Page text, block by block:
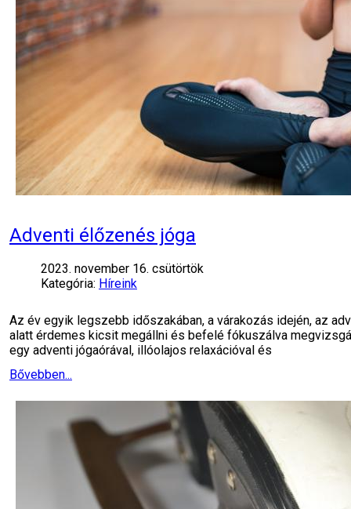
Adventi élőzenés jóga
2023. november 16. csütörtök
Kategória: Híreink
Az év egyik legszebb időszakában, a várakozás idején, az
alatt érdemes kicsit megállni és befelé fókuszálva
egy adventi jógaórával, illóolajos relaxációval és
Bővebben...